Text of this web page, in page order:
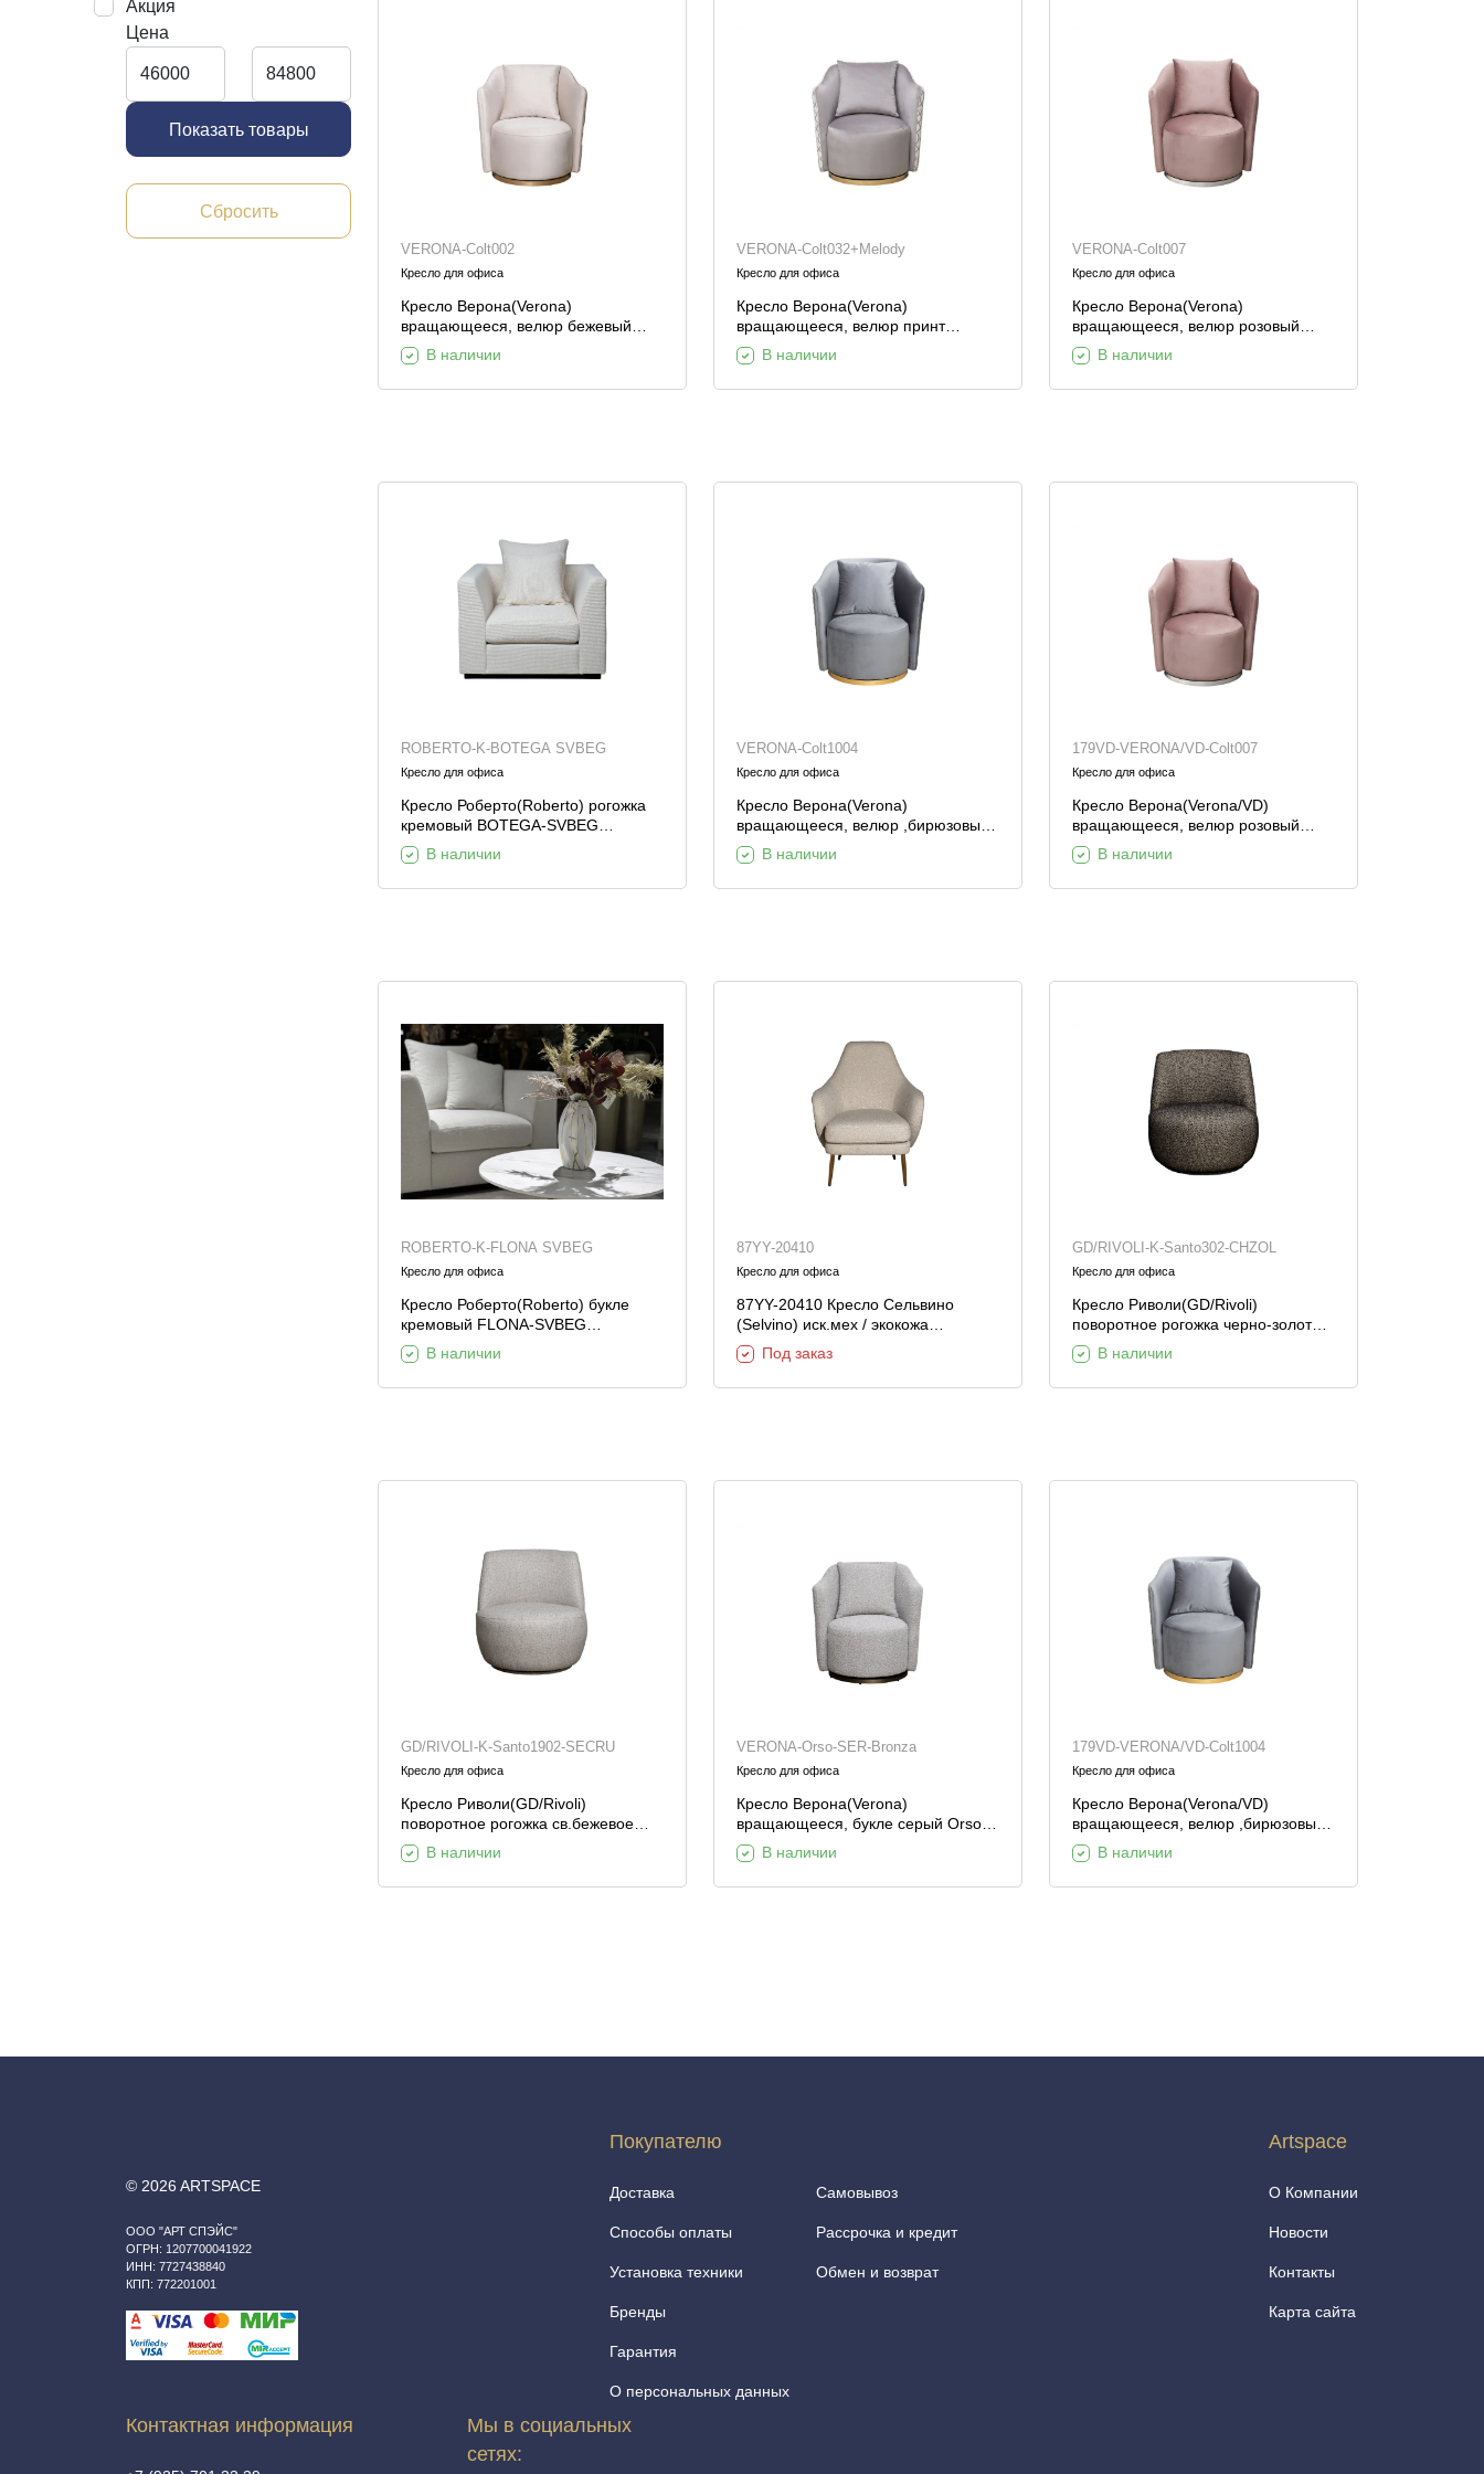
Текстиль
Ковры
Зеркала
Шкуры и меховые
Зеркальные
стеллажи
Витрины
Шкафы
Мебель для
гостиной
Мебель для
прихожей
Акция
Цена
Показать товары
Сбросить
VERONA-Colt002
Кресло для офиса
Кресло Верона(Verona)
вращающееся, велюр бежевый
Colt002-BEG/золото 70*77*80см
В наличии
VERONA-Colt032+Melody
Кресло для офиса
Кресло Верона(Verona)
вращающееся, велюр принт
Colt032-SER+Melody /золото
70*77*80см
В наличии
VERONA-Colt007
Кресло для офиса
Кресло Верона(Verona)
вращающееся, велюр розовый
Colt007-ROS/хром 70*77*80см
В наличии
ROBERTO-K-BOTEGA SVBEG
Кресло для офиса
Кресло Роберто(Roberto) рогожка
кремовый BOTEGA-SVBEG
105*100*90см
В наличии
VERONA-Colt1004
Кресло для офиса
Кресло Верона(Verona)
вращающееся, велюр ,бирюзовый
Colt1004-BIRUZ/золото 70*77*80см
В наличии
179VD-VERONA/VD-Colt007
Кресло для офиса
Кресло Верона(Verona/VD)
вращающееся, велюр розовый
Colt007-ROS/хром 70*77*80см
В наличии
ROBERTO-K-FLONA SVBEG
Кресло для офиса
Кресло Роберто(Roberto) букле
кремовый FLONA-SVBEG
105*100*90см
В наличии
87YY-20410
Кресло для офиса
87YY-20410 Кресло Сельвино
(Selvino) иск.мех / экокожа
77*82*92см
Под заказ
GD/RIVOLI-K-Santo302-CHZOL
Кресло для офиса
Кресло Риволи(GD/Rivoli)
поворотное рогожка черно-золотое
Santo302-CHZOL 73*80*74см
В наличии
GD/RIVOLI-K-Santo1902-SECRU
Кресло для офиса
Кресло Риволи(GD/Rivoli)
поворотное рогожка св.бежевое
Santo1902-SECRU 73*80*74см
В наличии
VERONA-Orso-SER-Bronza
Кресло для офиса
Кресло Верона(Verona)
вращающееся, букле серый Orso-
SER/бронза 70*77*80см
В наличии
179VD-VERONA/VD-Colt1004
Кресло для офиса
Кресло Верона(Verona/VD)
вращающееся, велюр ,бирюзовый
Colt1004-BIRUZ/золото 70*77*80см
В наличии
© 2026 ARTSPACE
ООО "АРТ СПЭЙС"
ОГРН: 1207700041922
ИНН: 7727438840
КПП: 772201001
Покупателю
Доставка
Способы оплаты
Установка техники
Бренды
Гарантия
О персональных данных
Самовывоз
Рассрочка и кредит
Обмен и возврат
Artspace
О Компании
Новости
Контакты
Карта сайта
Контактная информация
Мы в социальных
сетях: